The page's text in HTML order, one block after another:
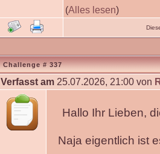
(Alles lesen)
Challenge # 337
Verfasst am 25.07.2026, 21:00 von
Hallo Ihr Lieben,
Naja eigentlich ist